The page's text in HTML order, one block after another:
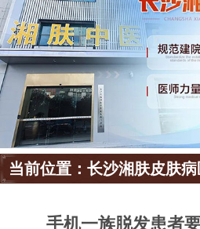
当前位置：长沙湘肤皮肤
手机一族脱发患者